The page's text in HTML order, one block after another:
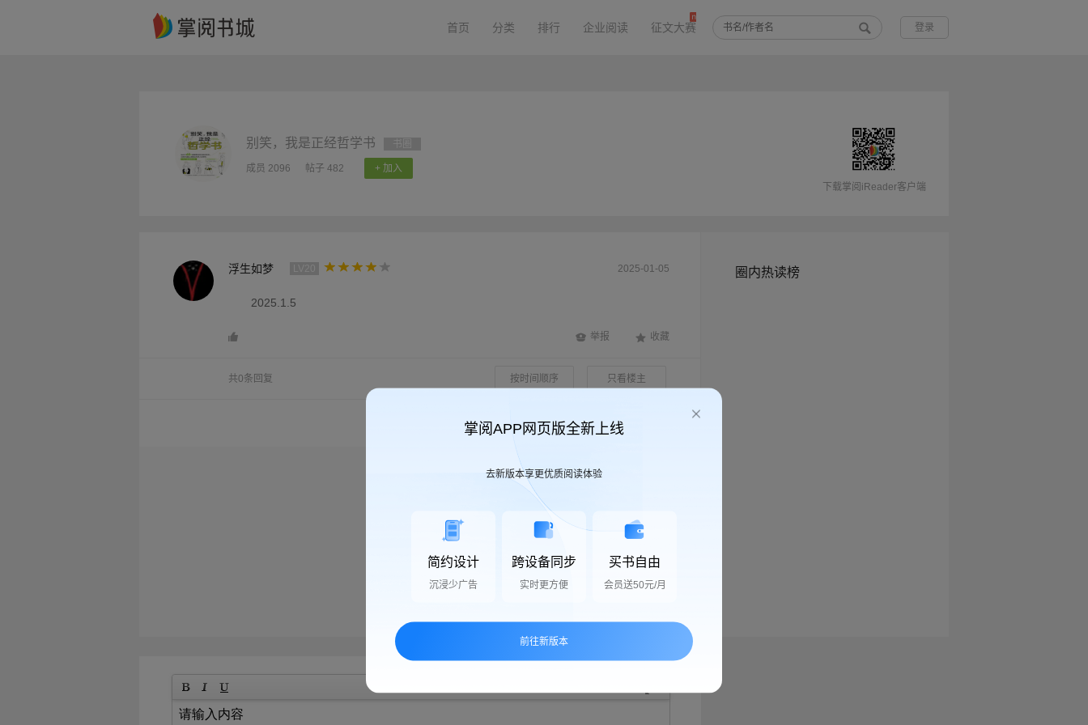
首页 分类 排行 企业阅读 征文大赛 登录
别笑，我是正经哲学书
成员 2096 帖子 482
+ 加入
下载掌阅iReader客户端
浮生如梦 2025-01-05
2025.1.5
举报 收藏
共0条回复 按时间顺序 只看楼主
圈内热读榜
掌阅APP网页版全新上线
去新版本享更优质阅读体验
简约设计
沉浸少广告
跨设备同步
实时更方便
买书自由
会员送50元/月
前往新版本